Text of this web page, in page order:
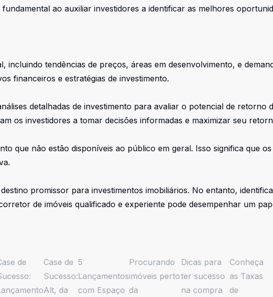
ao auxiliar investidores a identificar as melhores
tendências de preços, áreas em desenvolvimento, e
financeiros e estratégias de investimento.
detalhadas de investimento para avaliar o potencial de
os investidores a tomar decisões informadas e maximizar seu
que não estão disponíveis ao público em geral. Isso significa que
promissor para investimentos imobiliários. No entanto,
de imóveis qualificado e experiente pode desempenhar um
de
Case de
Sucesso:
Alt, da
5
Lançamentos
com Espaço
Procurando
imóveis perto
da
Dicas para
ter sucesso
na compra
Conheça
as Taxas
de